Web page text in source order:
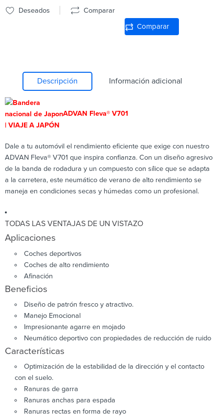
Deseados Comparar
Comparar
Descripción Información adicional
ADVAN Fleva® V701
Dale a tu automóvil el rendimiento eficiente que exige con nuestro
ADVAN Fleva® V701 que inspira confianza. Con un diseño agresivo
de la banda de rodadura y un compuesto con sílice que se adapta
a la carretera, este neumático de verano de alto rendimiento se
maneja en condiciones secas y húmedas como un profesional.
TODAS LAS VENTAJAS DE UN VISTAZO
Aplicaciones
Coches deportivos
Coches de alto rendimiento
Afinación
Beneficios
Diseño de patrón fresco y atractivo.
Manejo Emocional
Impresionante agarre en mojado
Neumático deportivo con propiedades de reducción de ruido
Características
Optimización de la estabilidad de la dirección y el contacto
con el suelo.
Ranuras de garra
Ranuras anchas para espada
Ranuras rectas en forma de rayo